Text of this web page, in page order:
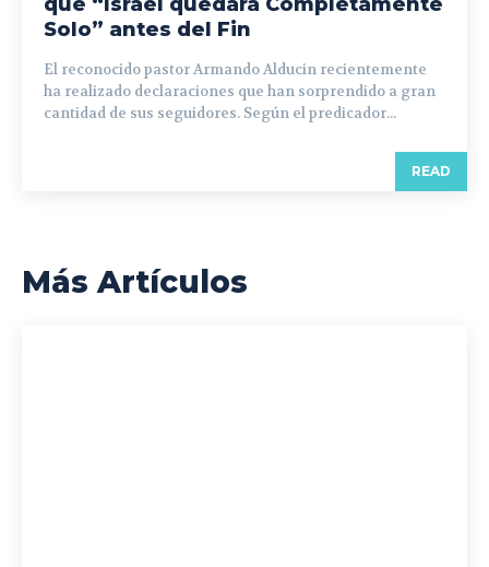
Solo” antes del Fin
El reconocido pastor Armando Alducin recientemente
ha realizado declaraciones que han sorprendido a gran
cantidad de sus seguidores. Según el predicador...
READ
Más Artículos